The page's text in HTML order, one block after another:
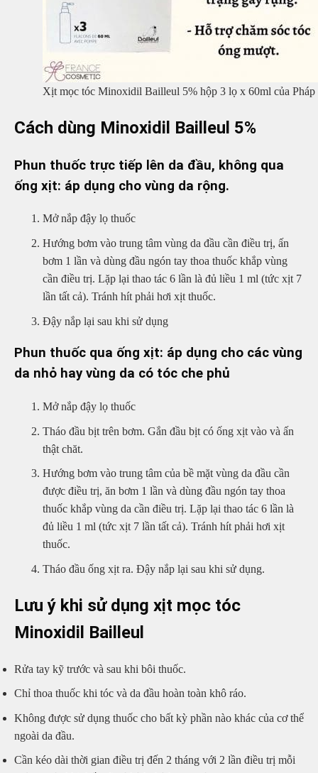
Xịt mọc tóc Minoxidil Bailleul 5% hộp 3 lọ x 60ml của Pháp
Cách dùng Minoxidil Bailleul 5%
Phun thuốc trực tiếp lên da đầu, không qua
ống xịt: áp dụng cho vùng da rộng.
Mở nắp đậy lọ thuốc
Hướng bơm vào trung tâm vùng da đầu cần điều trị, ấn
bơm 1 lần và dùng đầu ngón tay thoa thuốc khắp vùng
cần điều trị. Lặp lại thao tác 6 lần là đủ liều 1 ml (tức xịt 7
lần tất cả). Tránh hít phải hơi xịt thuốc.
Đậy nắp lại sau khi sử dụng
Phun thuốc qua ống xịt: áp dụng cho các vùng
da nhỏ hay vùng da có tóc che phủ
Mở nắp đậy lọ thuốc
Tháo đầu bịt trên bơm. Gắn đầu bịt có ống xịt vào và ấn
thật chăt.
Hướng bơm vào trung tâm của bề mặt vùng da đầu cần
được điều trị, ăn bơm 1 lần và dùng đầu ngón tay thoa
thuốc khắp vùng da cần điều trị. Lặp lại thao tác 6 lần là
đủ liều 1 ml (tức xịt 7 lần tất cả). Tránh hít phải hơi xịt
thuốc.
Tháo đầu ống xịt ra. Đậy nắp lại sau khi sử dụng.
Lưu ý khi sử dụng xịt mọc tóc
Minoxidil Bailleul
Rửa tay kỹ trước và sau khi bôi thuốc.
Chỉ thoa thuốc khi tóc và da đầu hoàn toàn khô ráo.
Không được sử dụng thuốc cho bất kỳ phần nào khác của cơ thể
ngoài da đầu.
Cần kéo dài thời gian điều trị đến 2 tháng với 2 lần điều trị mỗi